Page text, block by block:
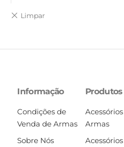
Informação
Condições de
Venda de Armas
Sobre Nós
Produtos
Armas